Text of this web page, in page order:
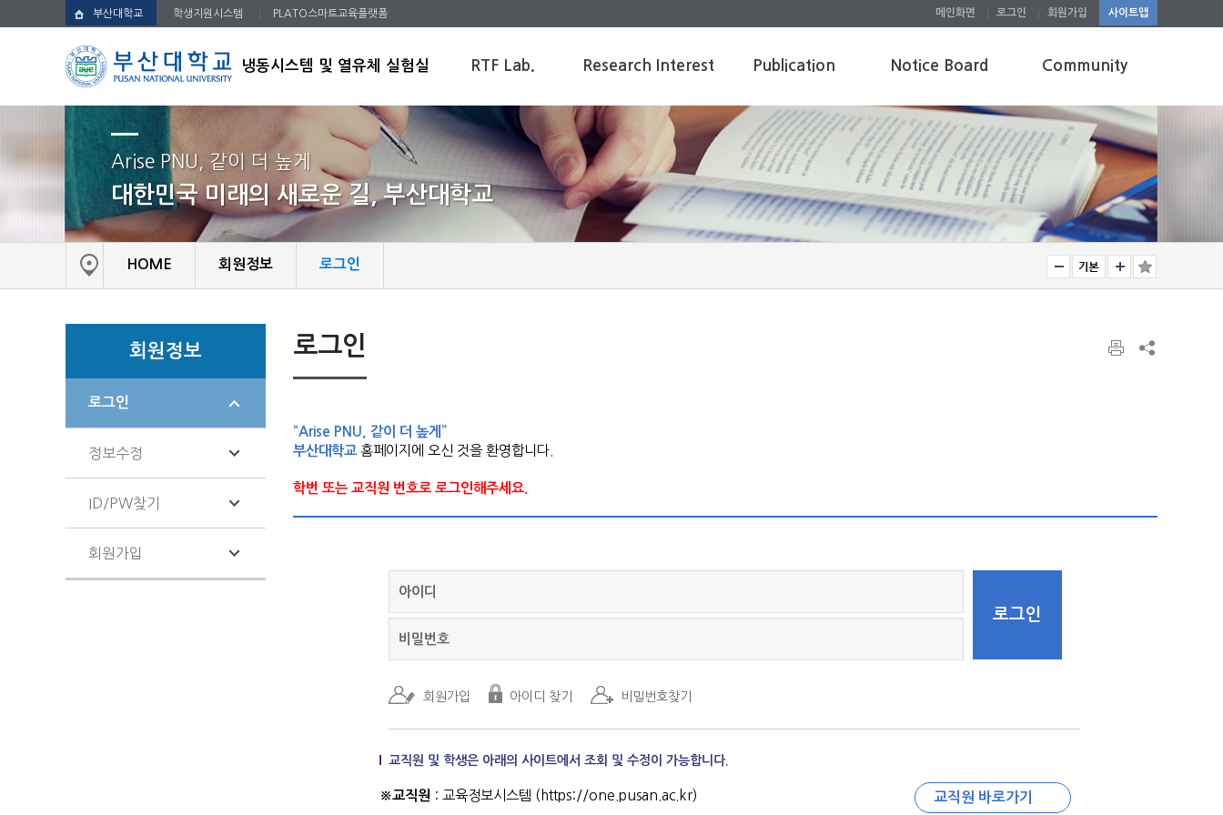
냉동시스템 및 열유체 실험실
부산대학교 학생지원시스템 PLATO스마트교육플랫폼 메인화면 로그인 회원가입 사이트맵
RTF Lab.
Greeting
Professor
Members
Research Interest
Refrigeration system
Heat exchanger
Nuclear Thermal-hydraulics
Boiling / Condensation / 2-phase flow
Publication
Journal Papers
Notice Board
Graduate
Undergraduate
Community
Gallery
Freeboard
Arise PNU, 같이 더 높게
대한민국 미래의 새로운 길, 부산대학교
HOME 회원정보 로그인
회원정보
로그인
정보수정
ID/PW찾기
회원가입
로그인
“Arise PNU, 같이 더 높게”
부산대학교 홈페이지에 오신 것을 환영합니다.
학번 또는 교직원 번호로 로그인해주세요.
교직원 및 학생은 아래의 사이트에서 조회 및 수정이 가능합니다.
※교직원 : 교육정보시스템 (https://one.pusan.ac.kr) 교직원 바로가기